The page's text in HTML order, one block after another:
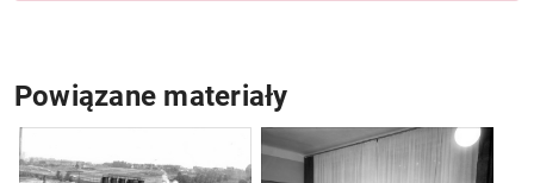
Powiązane materiały